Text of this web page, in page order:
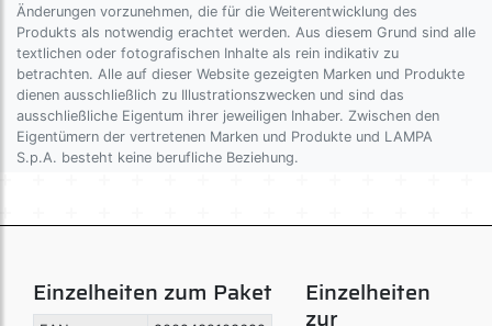
Änderungen vorzunehmen, die für die Weiterentwicklung des
Produkts als notwendig erachtet werden. Aus diesem Grund sind alle
textlichen oder fotografischen Inhalte als rein indikativ zu
betrachten. Alle auf dieser Website gezeigten Marken und Produkte
dienen ausschließlich zu Illustrationszwecken und sind das
ausschließliche Eigentum ihrer jeweiligen Inhaber. Zwischen den
Eigentümern der vertretenen Marken und Produkte und LAMPA
S.p.A. besteht keine berufliche Beziehung.
Einzelheiten zum Paket Einzelheiten
zur